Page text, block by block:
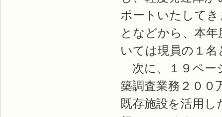
ポートいたして
となどから、本
いては現員の１
次に、１９ペー
築調査業務２０
既存施設を活用